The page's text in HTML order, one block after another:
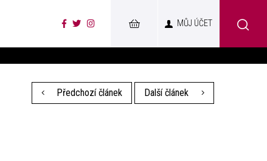
MŮJ ÚČET
Předchozí článek Další článek